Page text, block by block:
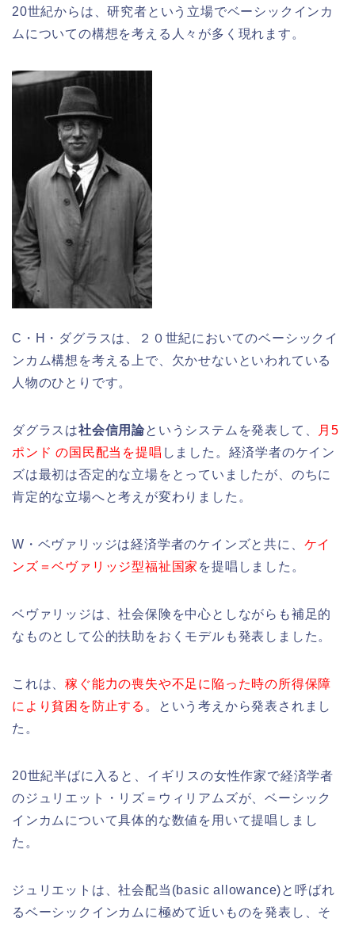
20世紀からは、研究者という立場でベーシックインカ
ムについての構想を考える人々が多く現れます。
C・H・ダグラスは、２０世紀においてのベーシックイ
ンカム構想を考える上で、欠かせないといわれている
人物のひとりです。
ダグラスは社会信用論というシステムを発表して、
月5
ポンド の国民配当を提唱 しました。経済学者のケイン
ズは最初は否定的な立場をとっていましたが、のちに
肯定的な立場へと考えが変わりました。
W・ベヴァリッジは経済学者のケインズと共に、 ケイ
ンズ＝ベヴァリッジ型福祉国家 を提唱しました。
ベヴァリッジは、社会保険を中心としながらも補足的
なものとして公的扶助をおくモデルも発表しました。
これは、稼ぐ能力の喪失や不足に陥った時の所得保障
により貧困を防止する 。という考えから発表されまし
た。
20世紀半ばに入ると、イギリスの女性作家で経済学者
のジュリエット・リズ＝ウィリアムズが、ベーシック
インカムについて具体的な数値を用いて提唱しまし
た。
ジュリエットは、社会配当(basic allowance)と呼ばれ
るベーシックインカムに極めて近いものを発表し、そ